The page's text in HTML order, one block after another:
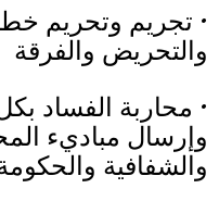
• تجريم وتحريم
والتحريض والفرقة
• محاربة الفساد
وإرسال مباديء
والشفافية